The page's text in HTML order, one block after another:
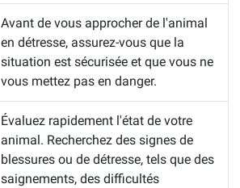
Avant de vous approcher de l'animal
en détresse, assurez-vous que la
situation est sécurisée et que vous ne
vous mettez pas en danger.
Évaluez rapidement l'état de votre
animal. Recherchez des signes de
blessures ou de détresse, tels que des
saignements, des difficultés